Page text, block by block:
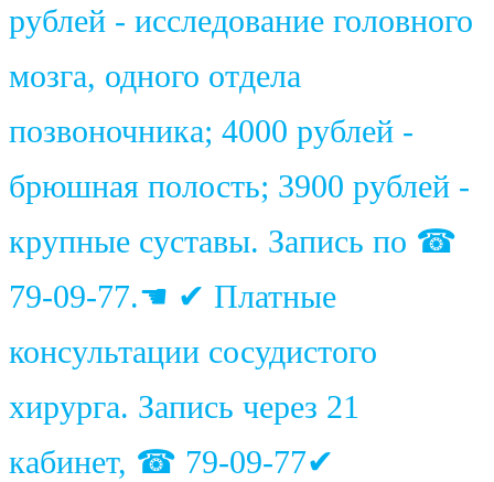
рублей - исследование головного
мозга, одного отдела
позвоночника; 4000 рублей -
брюшная полость; 3900 рублей -
крупные суставы. Запись по ☎
79-09-77.☚ ✔ Платные
консультации сосудистого
хирурга. Запись через 21
кабинет, ☎ 79-09-77✔